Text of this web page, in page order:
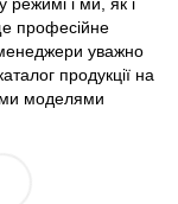
професійне
уважно
продукції на
моделями